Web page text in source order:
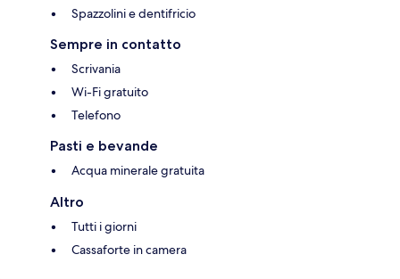
Spazzolini e dentifricio
Sempre in contatto
Scrivania
Wi-Fi gratuito
Telefono
Pasti e bevande
Acqua minerale gratuita
Altro
Tutti i giorni
Cassaforte in camera